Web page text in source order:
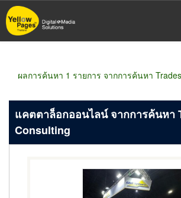
ข้าม
ไป
ผลการค้นหา 1 รายการ จากการค้นหา
แคตตาล็อกออนไลน์ จากการค้นหา
Consulting